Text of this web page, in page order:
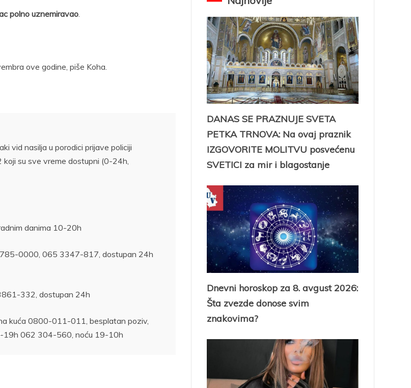
polno uznemiravao.
ove godine, piše Koha.
vid nasilja u porodici prijave policiji
su sve vreme dostupni (0-24h,
danima 10-20h
0000, 065 3347-817, dostupan 24h
332, dostupan 24h
kuća 0800-011-011, besplatan poziv,
19h 062 304-560, noću 19-10h
DANAS SE PRAZNUJE SVETA
PETKA TRNOVA: Na ovaj praznik
IZGOVORITE MOLITVU posvećenu
SVETICI za mir i blagostanje
Dnevni horoskop za 8. avgust 2026:
Šta zvezde donose svim
znakovima?